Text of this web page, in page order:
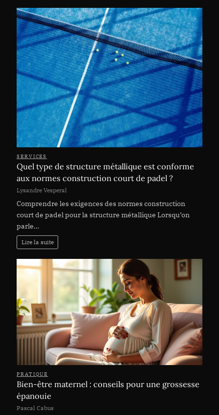
SERVICES
Quel type de structure métallique est conforme
aux normes construction court de padel ?
Lysandre Vesperal
Comprendre les exigences des normes construction
court de padel pour la structure métallique Lorsqu’on
parle…
Lire la suite
PRATIQUE
Bien-être maternel : conseils pour une grossesse
épanouie
Pascal Cabus